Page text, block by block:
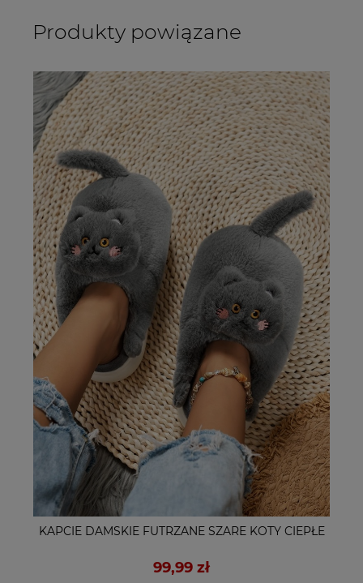
Produkty powiązane
KAPCIE DAMSKIE FUTRZANE SZARE KOTY CIEPŁE
99,99 zł